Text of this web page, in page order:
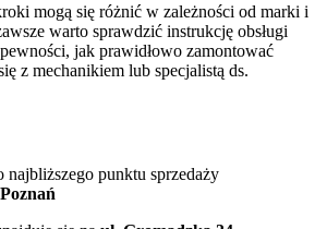
mogą się różnić w zależności od marki i
warto sprawdzić instrukcję obsługi
jak prawidłowo zamontować
z mechanikiem lub specjalistą ds.
najbliższego punktu sprzedaży